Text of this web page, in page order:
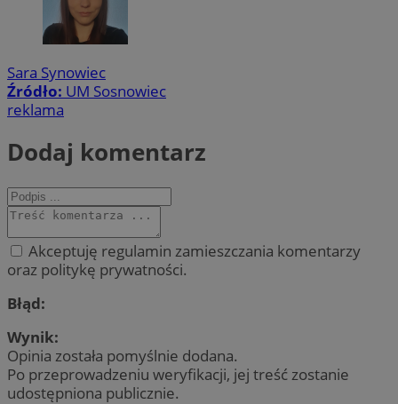
Sara Synowiec
Źródło: UM Sosnowiec
reklama
Dodaj komentarz
Akceptuję regulamin zamieszczania komentarzy
oraz politykę prywatności.
Błąd:
Wynik:
Opinia została pomyślnie dodana.
Po przeprowadzeniu weryfikacji, jej treść zostanie
udostępniona publicznie.